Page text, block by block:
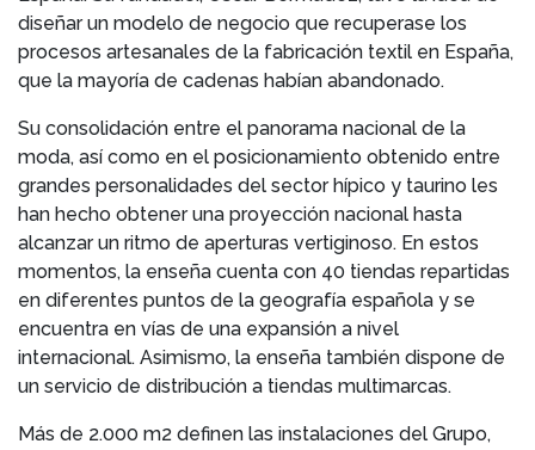
diseñar un modelo de negocio que recuperase los
procesos artesanales de la fabricación textil en España,
que la mayoría de cadenas habían abandonado.
Su consolidación entre el panorama nacional de la
moda, así como en el posicionamiento obtenido entre
grandes personalidades del sector hípico y taurino les
han hecho obtener una proyección nacional hasta
alcanzar un ritmo de aperturas vertiginoso. En estos
momentos, la enseña cuenta con 40 tiendas repartidas
en diferentes puntos de la geografía española y se
encuentra en vías de una expansión a nivel
internacional. Asimismo, la enseña también dispone de
un servicio de distribución a tiendas multimarcas.
Más de 2.000 m2 definen las instalaciones del Grupo,